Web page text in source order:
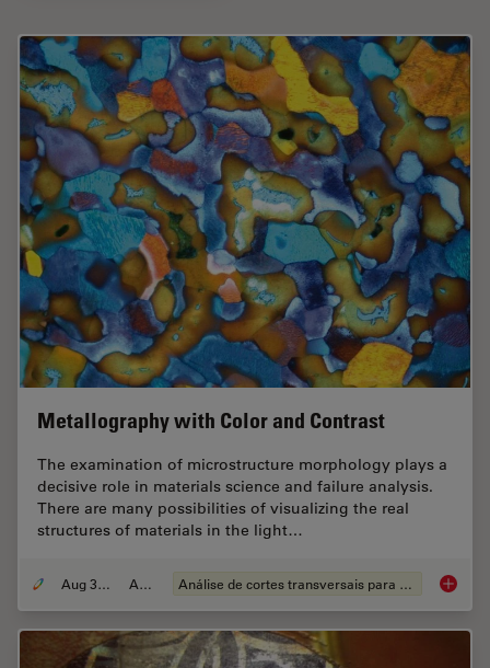
Metallography with Color and Contrast
The examination of microstructure morphology plays a
decisive role in materials science and failure analysis.
There are many possibilities of visualizing the real
structures of materials in the light…
Aug 30, 2011 Article Análise de cortes transversais para componentes eletrônicos